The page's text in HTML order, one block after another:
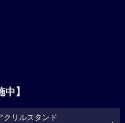
】
クリルスタンド